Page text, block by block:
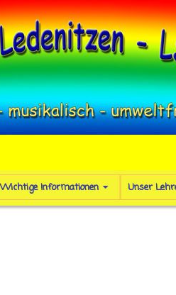
Wichtige Informationen Unser